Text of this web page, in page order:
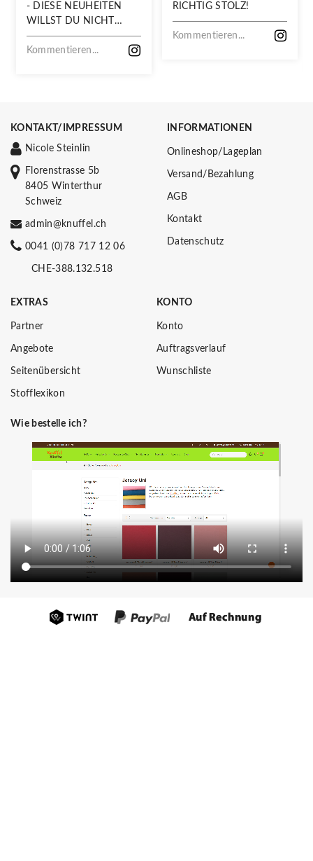
- DIESE NEUHEITEN
WILLST DU NICHT
VERPASSEN!
Kommentieren...
RICHTIG STOLZ!
Kommentieren...
KONTAKT/IMPRESSUM
Nicole Steinlin
Florenstrasse 5b
8405 Winterthur
Schweiz
admin@knuffel.ch
0041 (0)78 717 12 06
CHE-388.132.518
INFORMATIONEN
Onlineshop/Lageplan
Versand/Bezahlung
AGB
Kontakt
Datenschutz
EXTRAS
Partner
Angebote
Seitenübersicht
Stofflexikon
KONTO
Konto
Auftragsverlauf
Wunschliste
Wie bestelle ich?